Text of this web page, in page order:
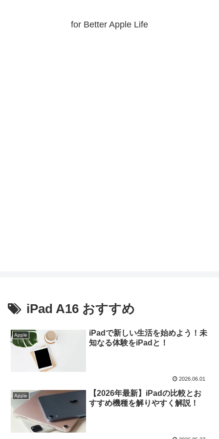
for Better Apple Life
iPad A16 おすすめ
Apple
iPadで新しい生活を始めよう！未
知なる体験をiPadと！
2026.06.01
Apple
【2026年最新】iPadの比較とお
すすめ機種を解りやすく解説！